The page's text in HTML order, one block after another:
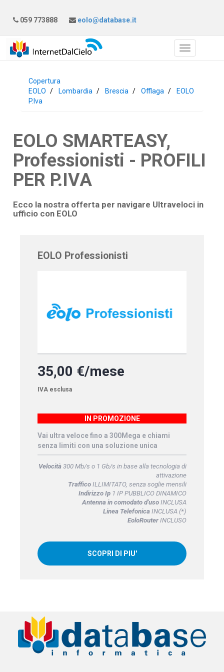
059 773888 eolo@database.it
Copertura
EOLO
Lombardia Brescia Offlaga
EOLO
P.Iva
EOLO SMARTEASY,
Professionisti - PROFILI
PER P.IVA
Ecco la nostra offerta per navigare Ultraveloci in
ufficio con EOLO
EOLO Professionisti
35,00 €/mese
IVA esclusa
IN PROMOZIONE
Vai ultra veloce fino a 300Mega e chiami
senza limiti con una soluzione unica
Velocità300 Mb/s o 1 Gb/s in base alla tecnologia di
attivazione
TrafficoILLIMITATO, senza soglie mensili
Indirizzo Ip1 IP PUBBLICO DINAMICO
Antenna in comodato d'usoINCLUSA
Linea TelefonicaINCLUSA (*)
EoloRouterINCLUSO
SCOPRI DI PIU'